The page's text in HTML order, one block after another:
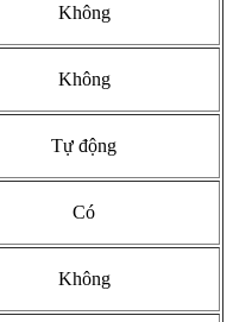
Không
Không
Tự động
Có
Không